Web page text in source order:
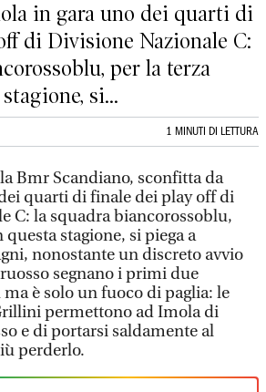
in gara uno dei quarti di
di Divisione Nazionale C:
per la terza
si...
1 MINUTI DI LETTURA
Bmr Scandiano, sconfitta da
quarti di finale dei play off di
C: la squadra biancorossoblu,
stagione, si piega a
nonostante un discreto avvio
segnano i primi due
è solo un fuoco di paglia: le
permettono ad Imola di
e di portarsi saldamente al
perderlo.